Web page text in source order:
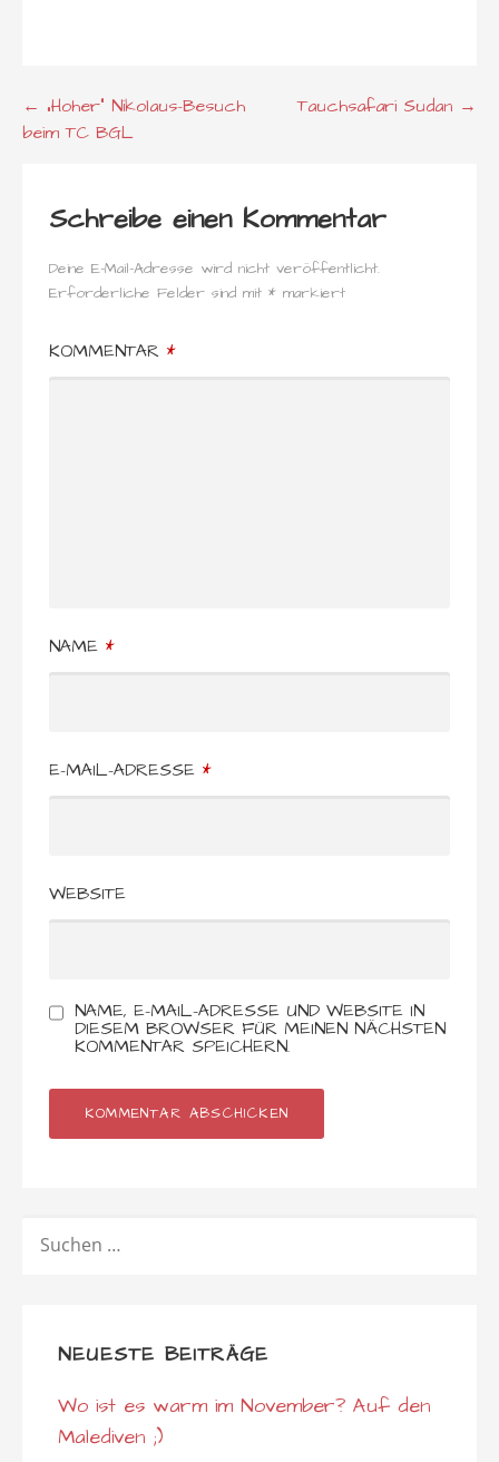
Beitragsnavigation
← „Hoher“ Nikolaus-Besuch
beim TC BGL
Tauchsafari Sudan →
Schreibe einen Kommentar
Deine E-Mail-Adresse wird nicht veröffentlicht.
Erforderliche Felder sind mit * markiert
KOMMENTAR *
NAME *
E-MAIL-ADRESSE *
WEBSITE
NAME, E-MAIL-ADRESSE UND WEBSITE IN
DIESEM BROWSER FÜR MEINEN NÄCHSTEN
KOMMENTAR SPEICHERN.
NACH:
NEUESTE BEITRÄGE
Wo ist es warm im November? Auf den
Malediven ;)